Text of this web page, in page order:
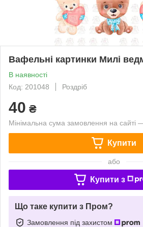
Вафельні картинки Милі
В наявності
Код: 201048
Роздріб
40 ₴
Мінімальна сума замовлення на сайті
Купити
або
Купити з
Що таке купити з Пром?
Замовлення під захистом